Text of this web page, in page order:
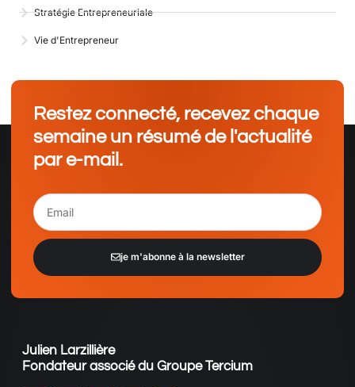
Stratégie Entrepreneuriale
Vie d'Entrepreneur
Restez connecté, recevez chaque
semaine un résumé de l'actualité
par e-mail.
je m'abonne à la newsletter
Julien Larzillière
Fondateur associé du Groupe Tercium